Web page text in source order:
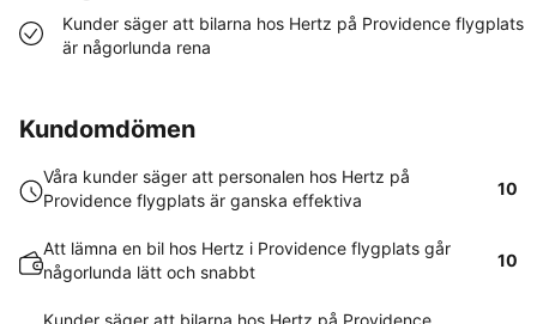
Kunder säger att bilarna hos Hertz på Providence flygplats
är någorlunda rena
Kundomdömen
Våra kunder säger att personalen hos Hertz på
Providence flygplats är ganska effektiva
10
Att lämna en bil hos Hertz i Providence flygplats går
någorlunda lätt och snabbt
10
Kunder säger att bilarna hos Hertz på Providence